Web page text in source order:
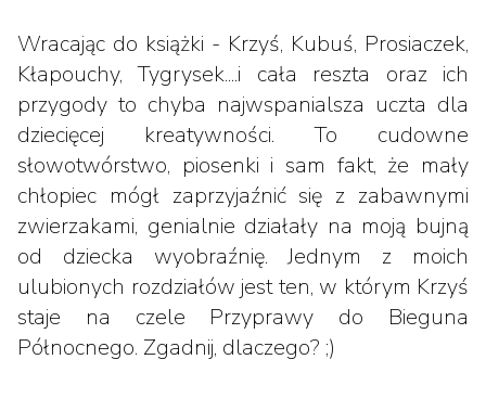
Wracając do książki - Krzyś, Kubuś, Prosiaczek,
Kłapouchy, Tygrysek....i cała reszta oraz ich
przygody to chyba najwspanialsza uczta dla
dziecięcej kreatywności. To cudowne
słowotwórstwo, piosenki i sam fakt, że mały
chłopiec mógł zaprzyjaźnić się z zabawnymi
zwierzakami, genialnie działały na moją bujną
od dziecka wyobraźnię. Jednym z moich
ulubionych rozdziałów jest ten, w którym Krzyś
staje na czele Przyprawy do Bieguna
Północnego. Zgadnij, dlaczego? ;)